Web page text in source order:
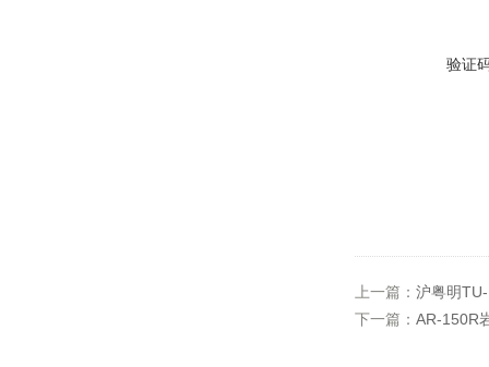
验证
上一篇： 沪粤明
下一篇： AR-150R